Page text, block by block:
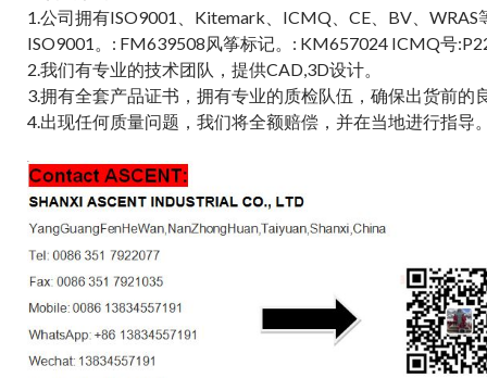
1.公司拥有ISO9001、Kitemark、ICMQ、CE、BV、WRAS
ISO9001。: FM639508风筝标记。: KM657024 ICMQ号
2.我们有专业的技术团队，提供CAD,3D设计。
3.拥有全套产品证书，拥有专业的质检队伍，确保出货前的
4.出现任何质量问题，我们将全额赔偿，并在当地进行指导